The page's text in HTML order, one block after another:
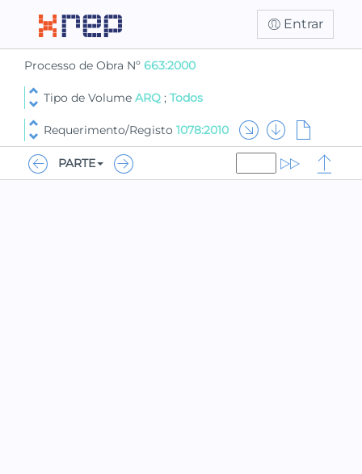
Entrar
Processo de Obra Nº 663:2000
Tipo de Volume ARQ ; Todos
Requerimento/Registo 1078:2010
PARTE